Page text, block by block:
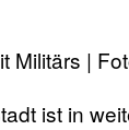
Militärs |
ist in